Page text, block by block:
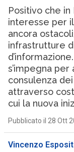
Positivo che
interesse per
ancora
infrastrutture
s’impegna
consulenza
attraverso
cui la nuova
Pubblicato il 28 Ott
Vincenzo